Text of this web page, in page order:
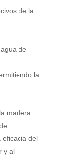
de la
de
la
madera.
eficacia del
y al